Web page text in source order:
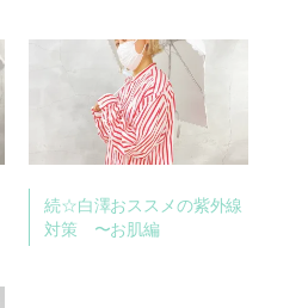
続☆白澤おススメの紫外線
対策 〜お肌編